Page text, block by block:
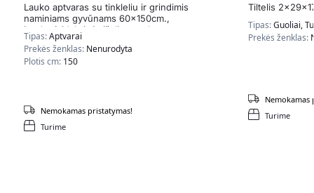
Lauko aptvaras su tinkleliu ir grindimis
naminiams gyvūnams 60x150cm.,
juodos/sidabrinės/žalios spalvos
Tipas:Aptvarai
Prekės ženklas: Nenurodyta
Plotis cm: 150
Turime
Nemokamas pristatymas!
Tiltelis
Tipas:Guoliai,
Prekės ženklas:
Turime
Nemokamas